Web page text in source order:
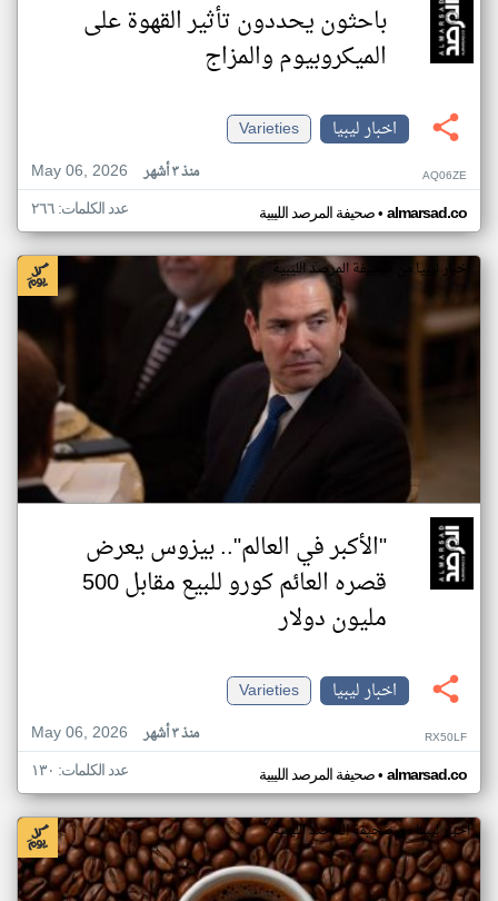
باحثون يحددون تأثير القهوة على
الميكروبيوم والمزاج
اخبار ليبيا
Varieties
May 06, 2026
منذ ٣ أشهر AQ06ZE
صحيفة المرصد الليبية• almarsad.co عدد الكلمات: ٢٦٦
اخبار ليبيا من صحيفة المرصد الليبية
"الأكبر في العالم".. بيزوس يعرض
قصره العائم كورو للبيع مقابل 500
مليون دولار
اخبار ليبيا
Varieties
May 06, 2026
منذ ٣ أشهر RX50LF
صحيفة المرصد الليبية• almarsad.co عدد الكلمات: ١٣٠
اخبار ليبيا من صحيفة المرصد الليبية